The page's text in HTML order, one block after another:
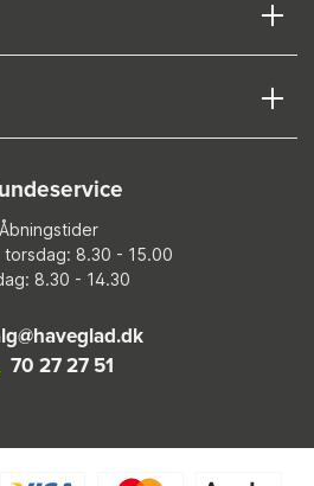
Åbningstider
torsdag: 8.30 - 15.00
8.30 - 14.30
70 27 27 51